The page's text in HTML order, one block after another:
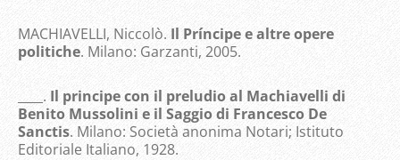
MACHIAVELLI, Niccolò. Il Príncipe e altre opere
politiche. Milano: Garzanti, 2005.
____. Il principe con il preludio al Machiavelli di
Benito Mussolini e il Saggio di Francesco De
Sanctis. Milano: Società anonima Notari; Istituto
Editoriale Italiano, 1928.